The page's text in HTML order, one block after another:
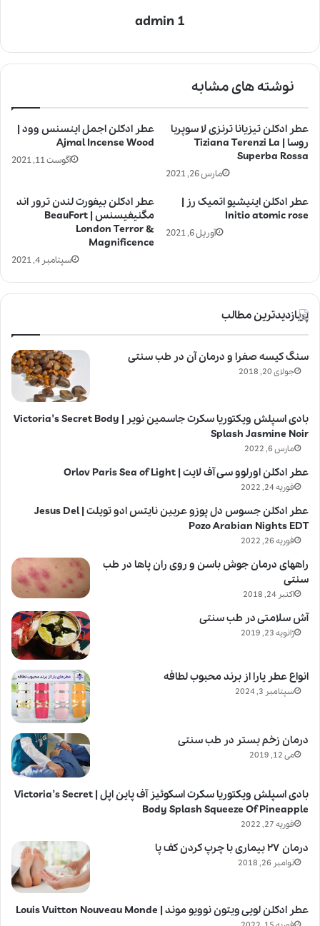
admin 1
نوشته های مشابه
عطر ادکلن اجمل اینسنس وود |
Ajmal Incense Wood
آگوست 11, 2021
عطر ادکلن تیزیانا ترنزی لا سوپربا
روسا | Tiziana Terenzi La
Superba Rossa
مارس 26, 2021
عطر ادکلن بیفورت لندن ترور اند
مگنیفیسنس | BeauFort
London Terror &
Magnificence
سپتامبر 4, 2021
عطر ادکلن اینیشیو اتمیک رز |
Initio atomic rose
آوریل 6, 2021
پربازدیدترین مطالب
سنگ کیسه صفرا و درمان آن در طب سنتی
جولای 20, 2018
بادی اسپلش ویکتوریا سکرت جاسمین نویر | Victoria’s Secret Body
Splash Jasmine Noir
مارس 6, 2022
عطر ادکلن اورلوو سی آف لایت | Orlov Paris Sea of Light
فوریه 24, 2022
عطر ادکلن جسوس دل پوزو عربین نایتس ادو تویلت | Jesus Del
Pozo Arabian Nights EDT
فوریه 26, 2022
راههای درمان جوش باسن و روی ران پاها در طب
سنتی
اکتبر 24, 2018
آش سلامتی در طب سنتی
ژانویه 23, 2019
انواع عطر یارا از برند محبوب لطافه
سپتامبر 3, 2024
درمان زخم بستر در طب سنتی
می 12, 2019
بادی اسپلش ویکتوریا سکرت اسکوئیز آف پاین اپل | Victoria’s Secret
Body Splash Squeeze Of Pineapple
فوریه 27, 2022
درمان ۲۷ بیماری با چرپ کردن کف پا
نوامبر 26, 2018
عطر ادکلن لویی ویتون نوویو موند | Louis Vuitton Nouveau Monde